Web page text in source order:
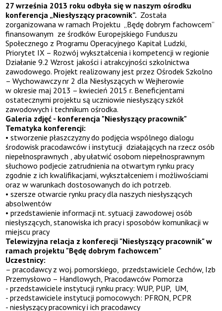
27 września 2013 roku odbyła się w naszym ośrodku
konferencja „Niesłyszący pracownik”. Została
zorganizowana w ramach Projektu „Będę dobrym fachowcem”
finansowanym ze środków Europejskiego Funduszu
Społecznego z Programu Operacyjnego Kapitał Ludzki,
Priorytet IX – Rozwój wykształcenia i kompetencji w regionie
Działanie 9.2 Wzrost jakości i atrakcyjności szkolnictwa
zawodowego. Projekt realizowany jest przez Ośrodek Szkolno
– Wychowawczy nr 2 dla Niesłyszących w Wejherowie
w okresie maj 2013 – kwiecień 2015 r. Beneficjentami
ostatecznymi projektu są uczniowie niesłyszący szkół
zawodowych i technikum ośrodka.
Galeria zdjęć - konferencja "Niesłyszący pracownik"
Tematyka konferencji:
• stworzenie płaszczyzny do podjęcia wspólnego dialogu
środowisk pracodawców i instytucji działających na rzecz osób
niepełnosprawnych , aby ułatwić osobom niepełnosprawnym
słuchowo podjecie zatrudnienia na otwartym rynku pracy
zgodnie z ich kwalifikacjami, wykształceniem i możliwościami
oraz w warunkach dostosowanych do ich potrzeb.
• szersze otwarcie rynku pracy dla naszych niesłyszących
absolwentów
• przedstawienie informacji nt. sytuacji zawodowej osób
niesłyszących, stanowiska ich pracy i sposobów komunikacji w
miejscu pracy
Telewizyjna relacja z konferecji "Niesłyszący pracownik" w
ramach projektu "Będę dobrym fachowcem"
Uczestnicy:
– pracodawcy z woj. pomorskiego, przedstawiciele Cechów, Izb
Przemysłowo – Handlowych, Pracodawców Pomorza
- przedstawiciele instytucji rynku pracy: WUP, PUP, UM,
- przedstawiciele instytucji pomocowych: PFRON, PCPR
- niesłyszący pracownicy i ich pracodawcy